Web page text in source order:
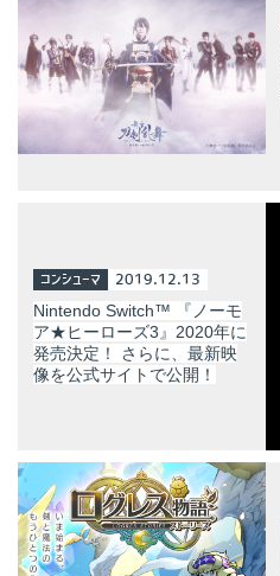
コンシューマ 2019.12.13
Nintendo Switch™ 『ノーモ
ア★ヒーローズ3』2020年に
発売決定！ さらに、最新映
像を公式サイトで公開！